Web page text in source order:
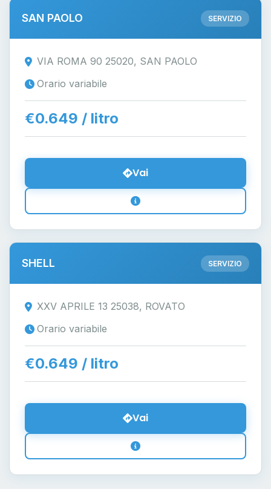
SAN PAOLO SERVIZIO
VIA ROMA 90 25020, SAN PAOLO
Orario variabile
€0.649 / litro
Vai
SHELL SERVIZIO
XXV APRILE 13 25038, ROVATO
Orario variabile
€0.649 / litro
Vai